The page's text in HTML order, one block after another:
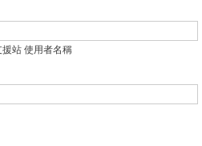
援站 使用者名稱